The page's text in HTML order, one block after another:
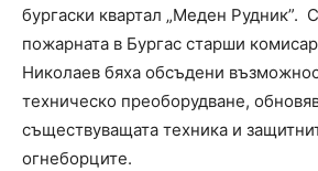
бургаски квартал „Меден Рудник”.
пожарната в Бургас старши
Николаев бяха обсъдени
техническо преоборудване,
съществуващата техника и
огнеборците.